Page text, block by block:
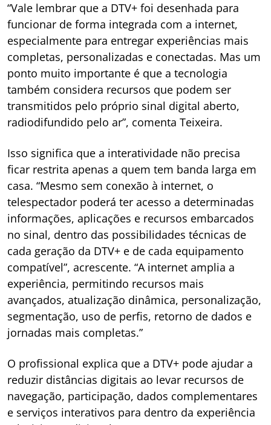
“Vale lembrar que a DTV+ foi desenhada para
funcionar de forma integrada com a internet,
especialmente para entregar experiências mais
completas, personalizadas e conectadas. Mas um
ponto muito importante é que a tecnologia
também considera recursos que podem ser
transmitidos pelo próprio sinal digital aberto,
radiodifundido pelo ar”, comenta Teixeira.
Isso significa que a interatividade não precisa
ficar restrita apenas a quem tem banda larga em
casa. “Mesmo sem conexão à internet, o
telespectador poderá ter acesso a determinadas
informações, aplicações e recursos embarcados
no sinal, dentro das possibilidades técnicas de
cada geração da DTV+ e de cada equipamento
compatível”, acrescente. “A internet amplia a
experiência, permitindo recursos mais
avançados, atualização dinâmica, personalização,
segmentação, uso de perfis, retorno de dados e
jornadas mais completas.”
O profissional explica que a DTV+ pode ajudar a
reduzir distâncias digitais ao levar recursos de
navegação, participação, dados complementares
e serviços interativos para dentro da experiência